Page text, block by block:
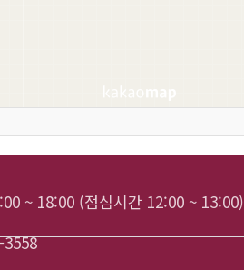
~ 18:00 (점심시간 12:00 ~ 13:00)